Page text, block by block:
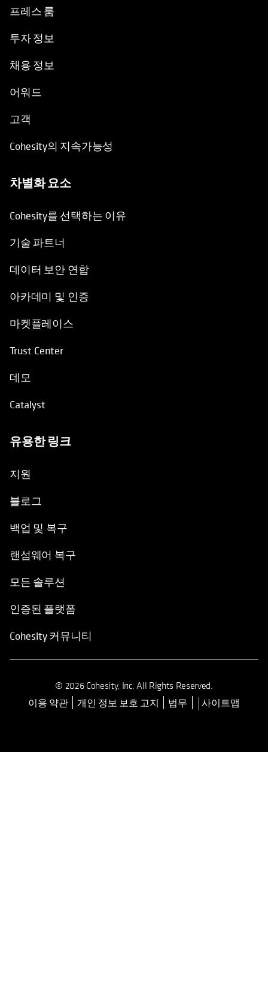
프레스 룸
투자 정보
채용 정보
어워드
고객
Cohesity의 지속가능성
차별화 요소
Cohesity를 선택하는 이유
기술 파트너
데이터 보안 연합
아카데미 및 인증
마켓플레이스
Trust Center
데모
Catalyst
유용한 링크
지원
블로그
백업 및 복구
랜섬웨어 복구
모든 솔루션
인증된 플랫폼
Cohesity 커뮤니티
© 2026 Cohesity, Inc. All Rights Reserved.
이용 약관 opens in a new tab
개인 정보 보호 고지 법무 사이트맵